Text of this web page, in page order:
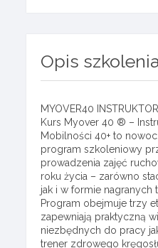
Opis
MYOVER40 INSTRUKTOR
Kurs Myover 40 ® –
Mobilności 40+ to
program szkoleniowy
prowadzenia zajęć
roku życia – zarówno
jak i w formie nagranych
Program obejmuje trzy
zapewniają praktyczną
niezbędnych do pracy
trener zdrowego